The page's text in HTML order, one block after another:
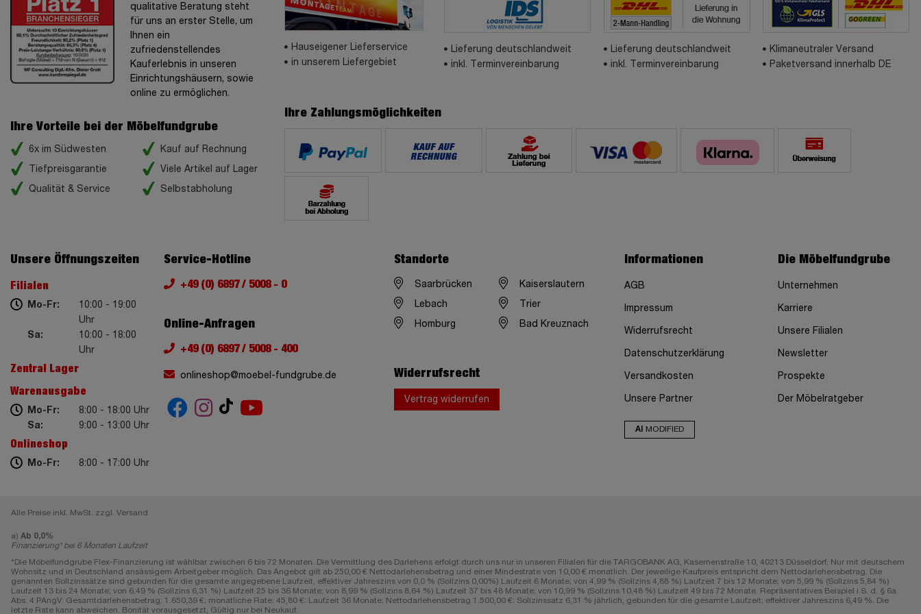
qualitative Beratung steht
für uns an erster Stelle, um
Ihnen ein
zufriedenstellendes
Kauferlebnis in unseren
Einrichtungshäusern, sowie
online zu ermöglichen.
Ihre Vorteile bei der Möbelfundgrube
6x im Südwesten
Tiefpreisgarantie
Qualität & Service
Kauf auf Rechnung
Viele Artikel auf Lager
Selbstabholung
Hauseigener Lieferservice
in unserem Liefergebiet
Lieferung deutschlandweit
inkl. Terminvereinbarung
Lieferung deutschlandweit
inkl. Terminvereinbarung
Klimaneutraler Versand
Paketversand innerhalb DE
Ihre Zahlungsmöglichkeiten
Unsere Öffnungszeiten
Filialen
Mo-Fr:
10:00 - 19:00
Uhr
Sa:
10:00 - 18:00
Uhr
Zentral Lager
Warenausgabe
Mo-Fr:
8:00 - 18:00 Uhr
Sa:
9:00 - 13:00 Uhr
Onlineshop
Mo-Fr: 8:00 - 17:00 Uhr
Service-Hotline
+49 (0) 6897 / 5008 - 0
Online-Anfragen
+49 (0) 6897 / 5008 - 400
onlineshop@moebel-fundgrube.de
Standorte
Saarbrücken Kaiserslautern
Lebach Trier
Homburg Bad Kreuznach
Widerrufsrecht
Vertrag widerrufen
Informationen
AGB
Impressum
Widerrufsrecht
Datenschutzerklärung
Versandkosten
Unsere Partner
AI MODIFIED
Die Möbelfundgrube
Unternehmen
Karriere
Unsere Filialen
Newsletter
Prospekte
Der Möbelratgeber
Alle Preise inkl. MwSt. zzgl. Versand
a) Ab 0,0%
Finanzierung* bei 6 Monaten Laufzeit
*Die Möbelfundgrube Flex-Finanzierung ist wählbar zwischen 6 bis 72 Monaten. Die Vermittlung des Darlehens erfolgt durch uns nur in unseren Filialen für die TARGOBANK AG, Kasernenstraße 10, 40213 Düsseldorf. Nur mit deutschem
Wohnsitz und in Deutschland ansässigem Arbeitgeber möglich. Das Angebot gilt ab 250,00 € Nettodarlehensbetrag und einer Mindestrate von 10,00 € monatlich. Der jeweilige Kaufpreis entspricht dem Nettodarlehensbetrag. Die
genannten Sollzinssätze sind gebunden für die gesamte angegebene Laufzeit, effektiver Jahreszins von 0,0 % (Sollzins 0,00%) Laufzeit 6 Monate; von 4,99 % (Sollzins 4,88 %) Laufzeit 7 bis 12 Monate; von 5,99 % (Sollzins 5,84 %)
Laufzeit 13 bis 24 Monate; von 6,49 % (Sollzins 6,31 %) Laufzeit 25 bis 36 Monate; von 8,99 % (Sollzins 8,64 %) Laufzeit 37 bis 48 Monate; von 10,99 % (Sollzins 10,48 %) Laufzeit 49 bis 72 Monate. Repräsentatives Beispiel i.S. d. § 6a
Abs. 4 PAngV: Gesamtdarlehensbetrag: 1.650,39 €; monatliche Rate: 45,80 €; Laufzeit 36 Monate; Nettodarlehensbetrag 1.500,00 €; Sollzinssatz 6,31 % jährlich, gebunden für die gesamte Laufzeit; effektiver Jahreszins 6,49 %. Die
letzte Rate kann abweichen. Bonität vorausgesetzt, Gültig nur bei Neukauf.